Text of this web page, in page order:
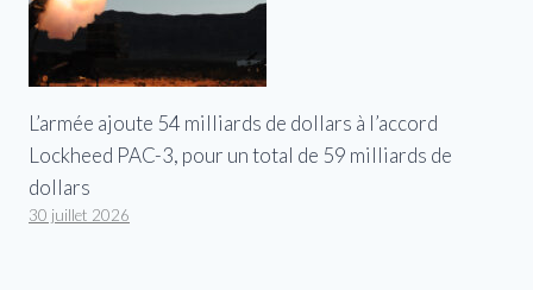
L’armée ajoute 54 milliards de dollars à l’accord
Lockheed PAC-3, pour un total de 59 milliards de
dollars
30 juillet 2026